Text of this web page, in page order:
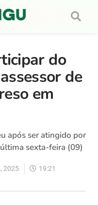
do
de
em
após ser atingido por
sexta-feira (09)
2025 19:21